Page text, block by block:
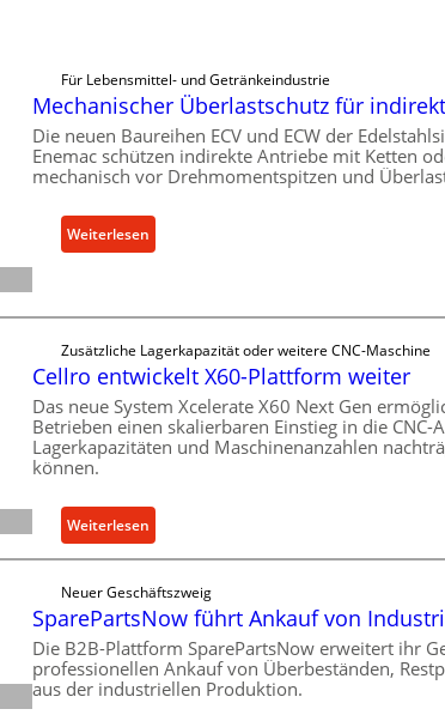
Für Lebensmittel- und Getränkeindustrie
Mechanischer Überlastschutz für
Die neuen Baureihen ECV und ECW der
Enemac schützen indirekte Antriebe mit Ketten
mechanisch vor Drehmomentspitzen und
Weiterlesen
M
a
n
i
s
c
e
Ü
b
e
l
a
Zusätzliche Lagerkapazität oder weitere CNC-Maschine
Cellro entwickelt X60-Plattform weiter
Das neue System Xcelerate X60 Next Gen
Betrieben einen skalierbaren Einstieg in die
Lagerkapazitäten und Maschinenanzahlen
können.
Weiterlesen
C
l
l
r
o
e
Neuer Geschäftszweig
SparePartsNow führt Ankauf von
Die B2B-Plattform SparePartsNow erweitert ihr
professionellen Ankauf von Überbeständen,
aus der industriellen Produktion.